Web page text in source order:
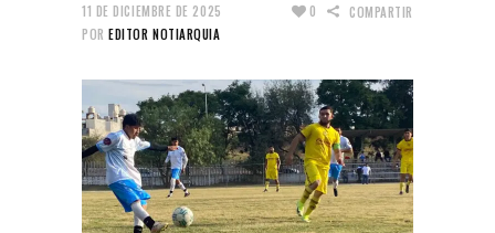
11 DE DICIEMBRE DE 2025
POR EDITOR NOTIARQUIA
0 COMPARTIR